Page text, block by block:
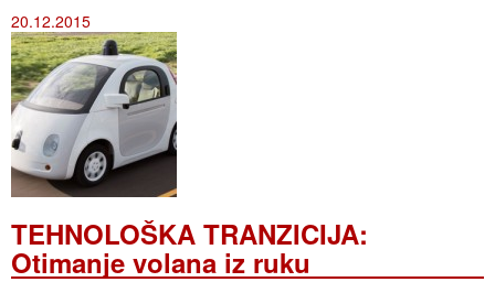
20.12.2015
TEHNOLOŠKA TRANZICIJA:
Otimanje volana iz ruku